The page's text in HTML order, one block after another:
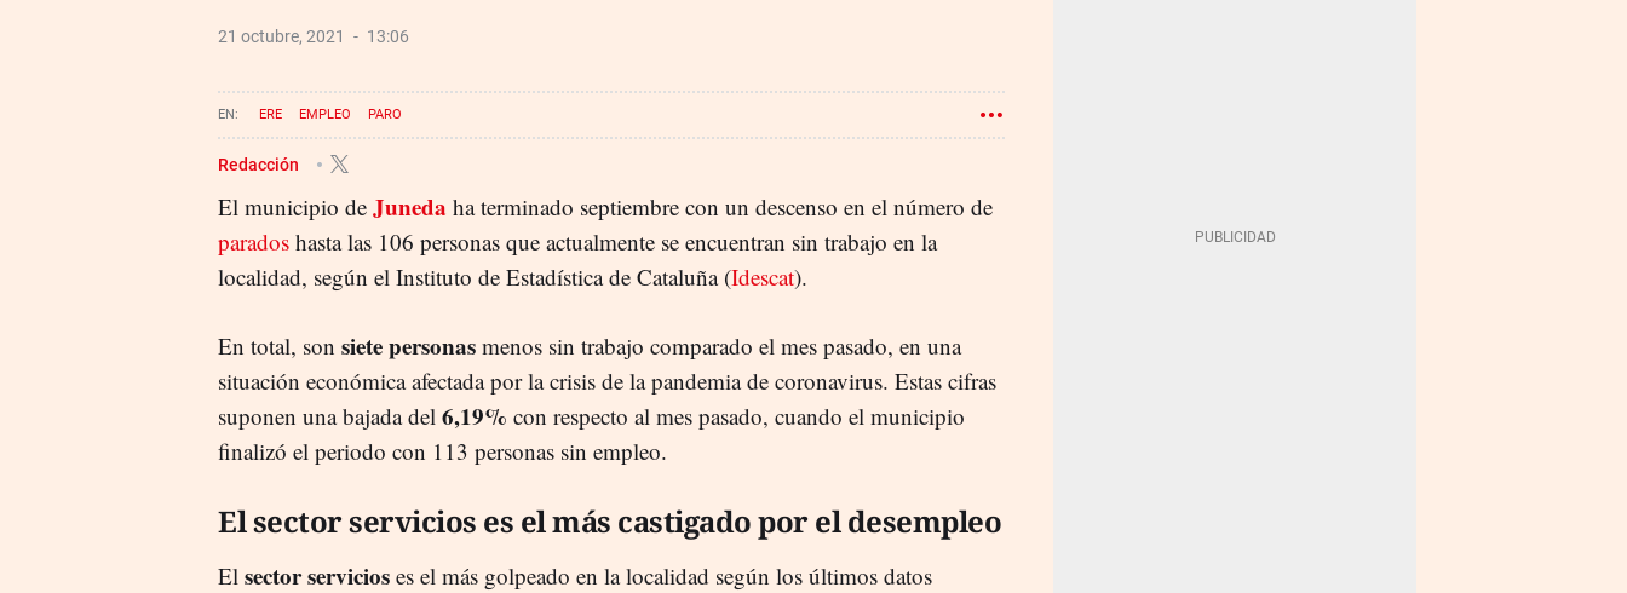
21 octubre, 2021 13:06
ERE EMPLEO PARO
Redacción
El municipio de Juneda ha terminado septiembre con un descenso en el número de
parados hasta las 106 personas que actualmente se encuentran sin trabajo en la
localidad, según el Instituto de Estadística de Cataluña (Idescat).
En total, son siete personas menos sin trabajo comparado el mes pasado, en una
situación económica afectada por la crisis de la pandemia de coronavirus. Estas cifras
suponen una bajada del 6,19% con respecto al mes pasado, cuando el municipio
finalizó el periodo con 113 personas sin empleo.
El sector servicios es el más castigado por el desempleo
El sector servicios es el más golpeado en la localidad según los últimos datos